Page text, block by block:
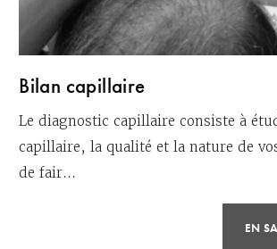
Bilan capillaire
Le diagnostic capillaire consiste à
capillaire, la qualité et la nature de
de fair...
EN